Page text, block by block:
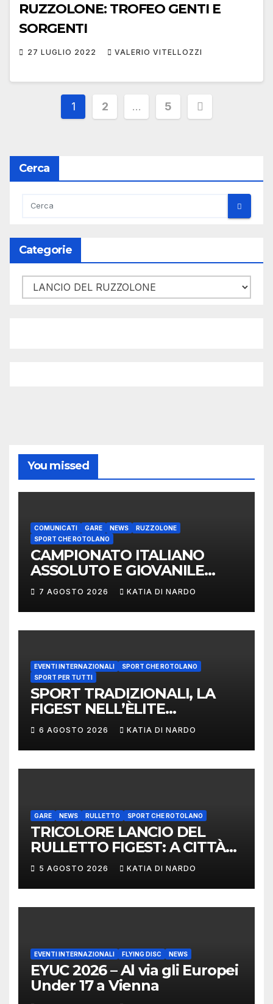
RUZZOLONE: TROFEO GENTI E
SORGENTI
27 LUGLIO 2022 VALERIO VITELLOZZI
Paginazione
articoli
1 2 … 5
Cerca
Categorie
Categorie
You missed
COMUNICATI GARE NEWS
RUZZOLONE
SPORT CHE ROTOLANO
CAMPIONATO ITALIANO
ASSOLUTO E GIOVANILE
LANCIO DEL RUZZOLONE
7 AGOSTO 2026 KATIA DI NARDO
EVENTI INTERNAZIONALI
SPORT CHE ROTOLANO
SPORT PER TUTTI
SPORT TRADIZIONALI, LA
FIGEST NELL’ÈLITE
MONDIALE: LA
DELEGAZIONE ITALIANA
PROTAGONISTA AL
CONVEGNO TAFISA A
6 AGOSTO 2026 KATIA DI NARDO
GARE NEWS RULLETTO SPORT CHE ROTOLANO
TRICOLORE LANCIO DEL
RULLETTO FIGEST: A CITTÀ
DI CASTELLO VINCONO
MARCHIGIANI ED UMBRI
5 AGOSTO 2026 KATIA DI NARDO
EVENTI INTERNAZIONALI FLYING DISC NEWS
EYUC 2026 – Al via gli Europei
Under 17 a Vienna